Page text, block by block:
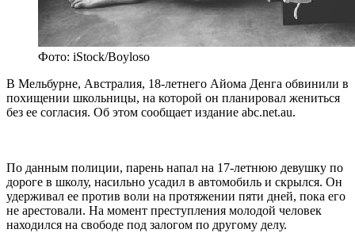
Фото: iStock/Boyloso
В Мельбурне, Австралия, 18-летнего Айома Денга обвинили в
похищении школьницы, на которой он планировал жениться
без ее согласия. Об этом сообщает издание abc.net.au.
По данным полиции, парень напал на 17-летнюю девушку по
дороге в школу, насильно усадил в автомобиль и скрылся. Он
удерживал ее против воли на протяжении пяти дней, пока его
не арестовали. На момент преступления молодой человек
находился на свободе под залогом по другому делу.